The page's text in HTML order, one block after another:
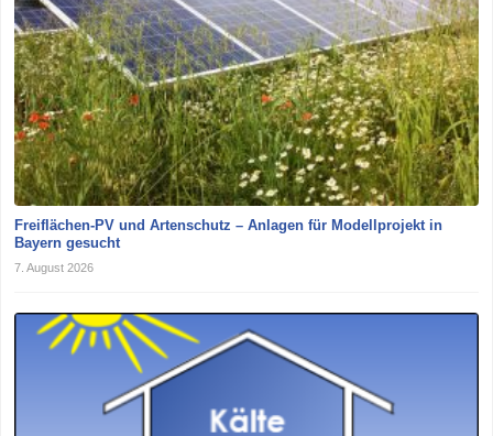
Freiflächen-PV und Artenschutz – Anlagen für Modellprojekt in
Bayern gesucht
7. August 2026